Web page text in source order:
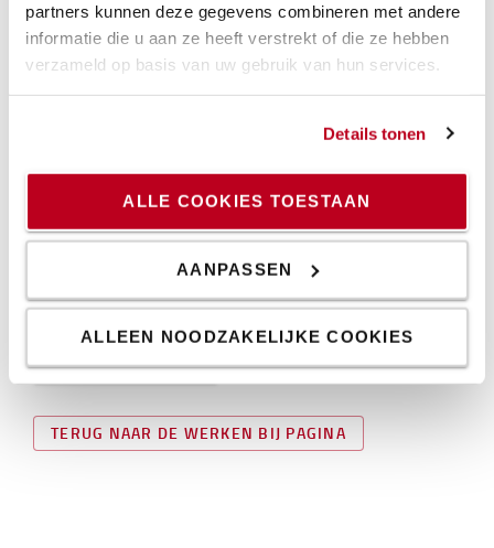
partners kunnen deze gegevens combineren met andere
informatie die u aan ze heeft verstrekt of die ze hebben
verzameld op basis van uw gebruik van hun services.
Details tonen
ALLE COOKIES TOESTAAN
AANPASSEN
ALLEEN NOODZAKELIJKE COOKIES
Ons team van flow controllers onderhoudt een van de
meest indrukwekkende logistieke systemen in
oplossing van onze klant in optimale conditie blijft. Je
beheert on-site een van de grootste vloten van
onbemande voertuigen van Toyota.
Zoek samen naar de juiste oplossing en laat als flow
stellen.
BEKIJK VACATURES
TERUG NAAR DE WERKEN BIJ PAGINA